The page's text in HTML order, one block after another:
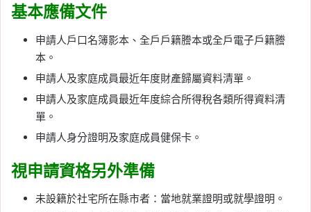
基本應備文件
申請人戶口名簿影本、全戶戶籍謄本或全戶電子戶籍謄
本。
申請人及家庭成員最近年度財產歸屬資料清單。
申請人及家庭成員最近年度綜合所得稅各類所得資料清
單。
申請人身分證明及家庭成員健保卡。
視申請資格另外準備
未設籍於社宅所在縣市者：當地就業證明或就學證明。